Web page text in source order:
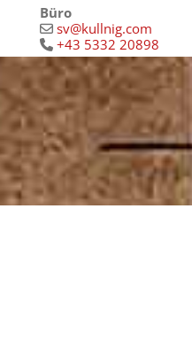
Büro
 sv@kullnig.com
 +43 5332 20898